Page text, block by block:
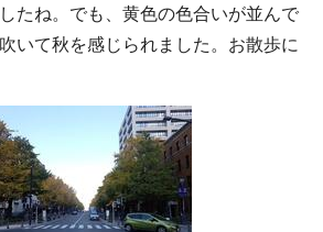
たね。でも、黄色の色合いが並んで
いて秋を感じられました。お散歩に